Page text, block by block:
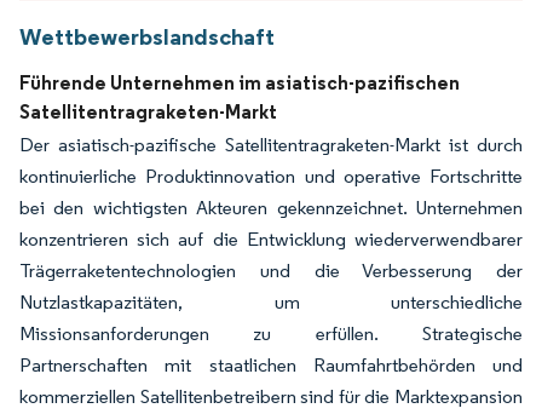
Wettbewerbslandschaft
Führende Unternehmen im asiatisch-pazifischen
Satellitentragraketen-Markt
Der asiatisch-pazifische Satellitentragraketen-Markt ist durch
kontinuierliche Produktinnovation und operative Fortschritte
bei den wichtigsten Akteuren gekennzeichnet. Unternehmen
konzentrieren sich auf die Entwicklung wiederverwendbarer
Trägerraketentechnologien und die Verbesserung der
Nutzlastkapazitäten, um unterschiedliche
Missionsanforderungen zu erfüllen. Strategische
Partnerschaften mit staatlichen Raumfahrtbehörden und
kommerziellen Satellitenbetreibern sind für die Marktexpansion